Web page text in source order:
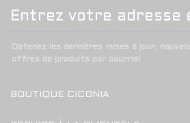
Obtenez les dernières mises à jour,
offres de produits par courriel
BOUTIQUE CICONIA